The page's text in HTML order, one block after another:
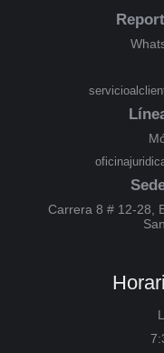
Carrera 8 # 12-28,